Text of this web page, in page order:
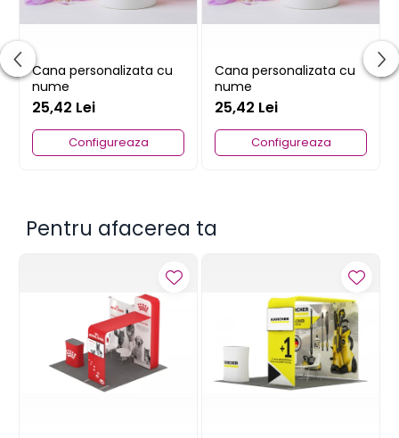
Cana personalizata cu
nume
25,42 Lei
Configureaza
Cana personalizata cu
nume
25,42 Lei
Configureaza
Pentru afacerea ta